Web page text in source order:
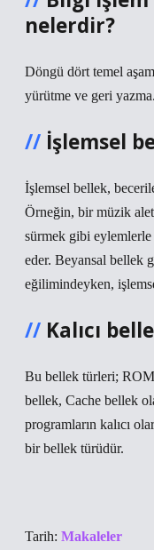
nelerdir?
Döngü dört temel
yürütme ve geri yazma.
İşlemsel
İşlemsel bellek,
Örneğin, bir müzik
sürmek gibi
eder. Beyansal bellek
eğilimindeyken,
Kalıcı
Bu bellek türleri;
bellek, Cache bellek
programların kalıcı
bir bellek türüdür.
Tarih: Makaleler